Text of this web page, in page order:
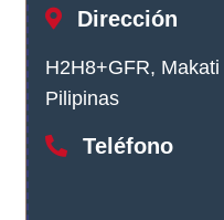
Dirección
H2H8+GFR,
Pilipinas
Teléfono